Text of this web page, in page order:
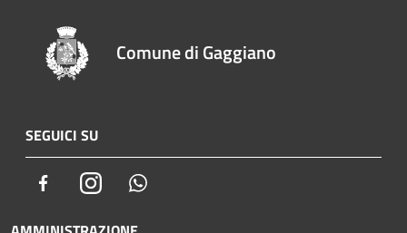
Comune di Gaggiano
SEGUICI SU
FacebookInstagram